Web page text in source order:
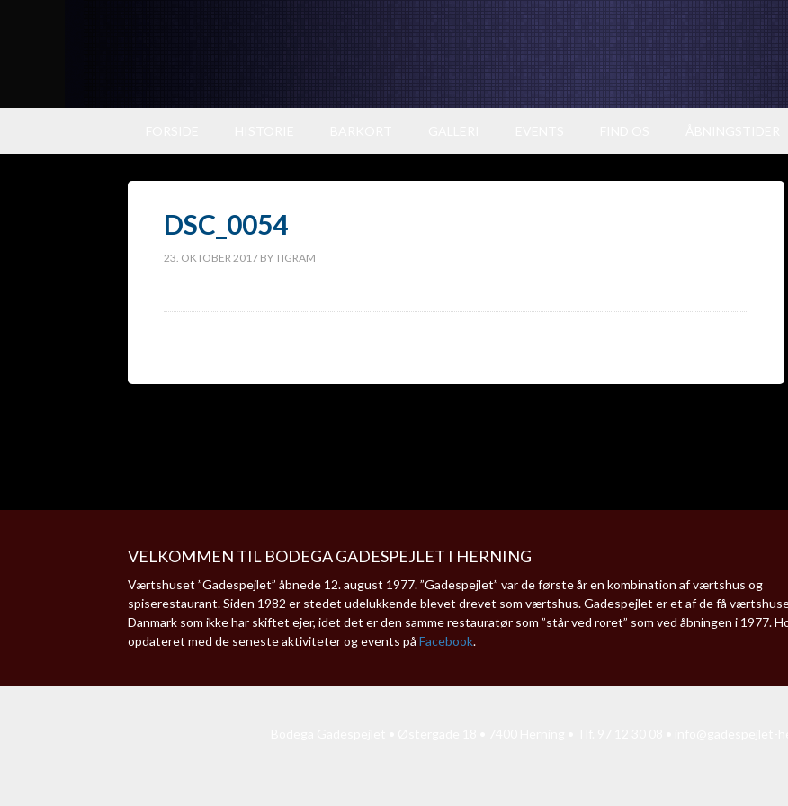
DSC_0054
23. OKTOBER 2017 BYTIGRAM
VELKOMMEN TIL BODEGA GADESPEJLET I HERNING
Værtshuset ”Gadespejlet” åbnede 12. august 1977. ”Gadespejlet” var de første år en kombination af værtshus og
spiserestaurant. Siden 1982 er stedet udelukkende blevet drevet som værtshus. Gadespejlet er et af de få
Danmark som ikke har skiftet ejer, idet det er den samme restauratør som ”står ved roret” som ved åbningen i 1977.
opdateret med de seneste aktiviteter og events på Facebook.